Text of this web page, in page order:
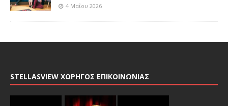
4 Μαΐου 2026
STELLASVIEW ΧΟΡΗΓΟΣ ΕΠΙΚΟΙΝΩΝΙΑΣ